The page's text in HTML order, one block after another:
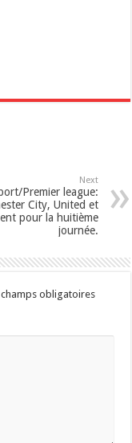
Next
Premier league:
City, United et
pour la huitième
journée.
champs obligatoires